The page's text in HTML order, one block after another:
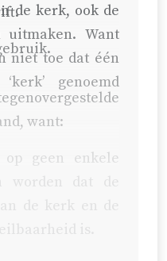
de kerk, ook de
uitmaken. Want
niet toe dat één
genoemd
want:
geen enkele